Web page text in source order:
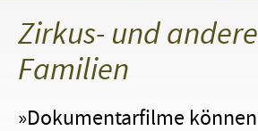
Zirkus- und andere
Familien
»Dokumentarfilme können